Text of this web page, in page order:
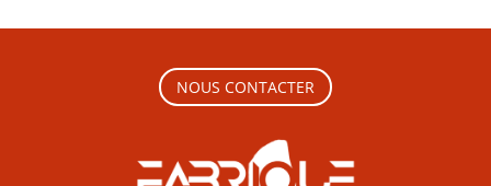
NOUS CONTACTER